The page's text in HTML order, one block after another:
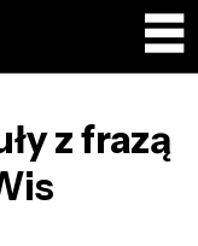
z frazą